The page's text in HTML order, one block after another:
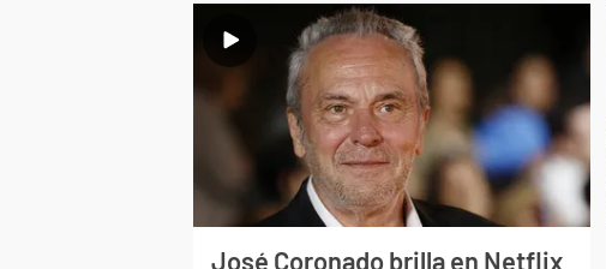
José Coronado brilla en Netflix